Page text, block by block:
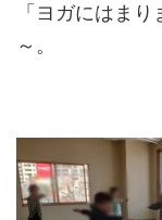
「ヨガにはま
～。